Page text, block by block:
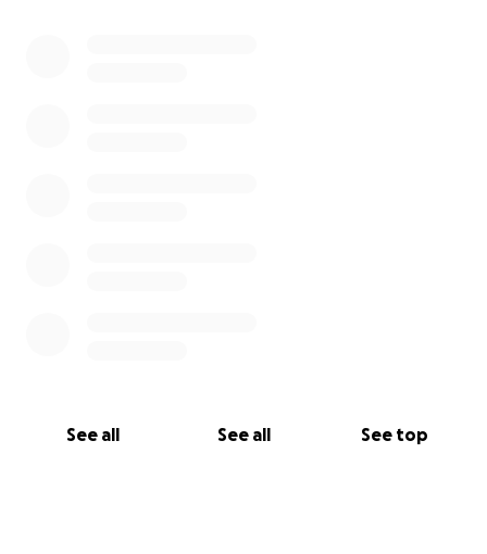
See all See all See top